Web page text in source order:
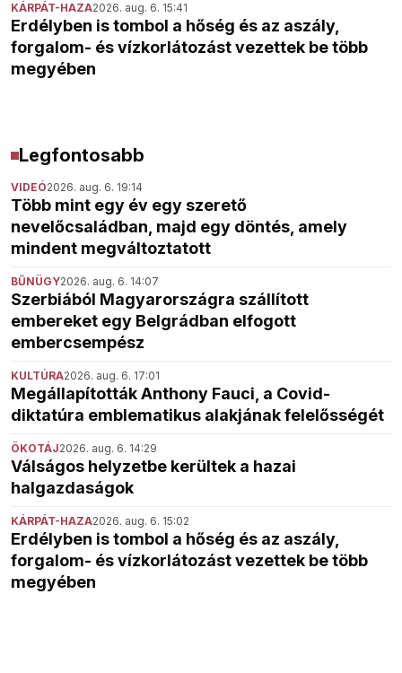
KÁRPÁT-HAZA2026. aug. 6. 15:41
Erdélyben is tombol a hőség és az aszály,
forgalom- és vízkorlátozást vezettek be több
megyében
Legfontosabb
VIDEÓ2026. aug. 6. 19:14
Több mint egy év egy szerető
nevelőcsaládban, majd egy döntés, amely
mindent megváltoztatott
BŰNÜGY2026. aug. 6. 14:07
Szerbiából Magyarországra szállított
embereket egy Belgrádban elfogott
embercsempész
KULTÚRA2026. aug. 6. 17:01
Megállapították Anthony Fauci, a Covid-
diktatúra emblematikus alakjának felelősségét
ÖKOTÁJ2026. aug. 6. 14:29
Válságos helyzetbe kerültek a hazai
halgazdaságok
KÁRPÁT-HAZA2026. aug. 6. 15:02
Erdélyben is tombol a hőség és az aszály,
forgalom- és vízkorlátozást vezettek be több
megyében